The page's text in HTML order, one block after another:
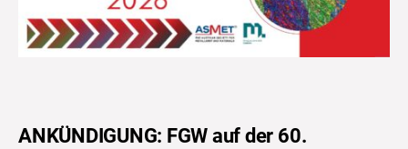
ANKÜNDIGUNG: FGW auf der 60.